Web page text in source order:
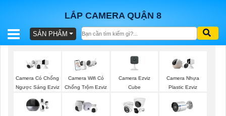
LẮP CAMERA QUẬN 8
BÁO
TRỌN
GÓI
SẢN PHẨM
Camera Có Chống
Ngược Sáng Ezviz
Camera Wifi Có
Chống Trộm Ezviz
Camera Ezviz
Cube
Camera Nhựa
Plastic Ezviz